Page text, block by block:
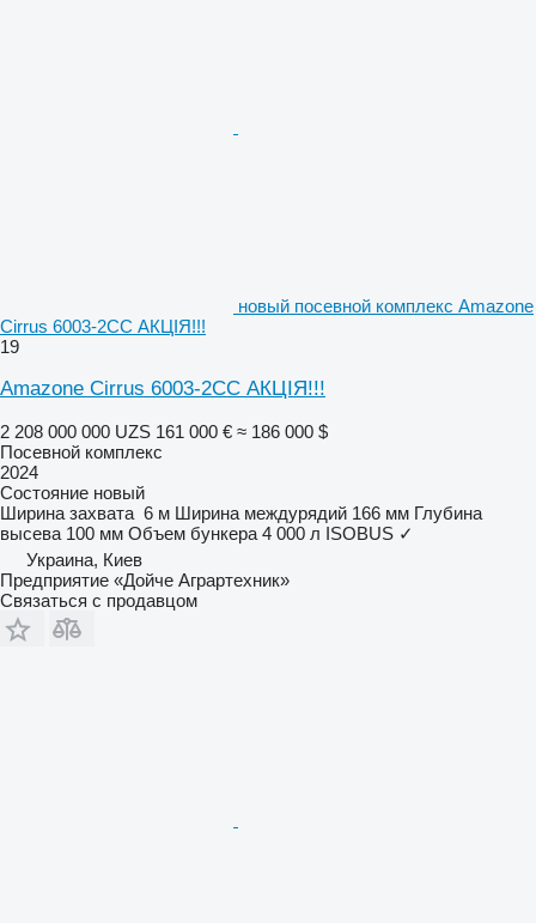
новый посевной комплекс Amazone
Cirrus 6003-2CC АКЦІЯ!!!
19
Amazone Cirrus 6003-2CC АКЦІЯ!!!
2 208 000 000 UZS 161 000 € ≈ 186 000 $
Посевной комплекс
2024
Состояние новый
Ширина захвата 6 м Ширина междурядий 166 мм Глубина
высева 100 мм Объем бункера 4 000 л ISOBUS ✓
Украина, Киев
Предприятие «Дойче Аграртехник»
Связаться с продавцом